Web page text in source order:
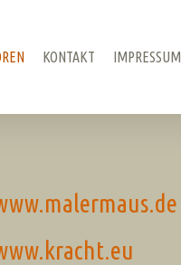
KONTAKT IMPRESSUM